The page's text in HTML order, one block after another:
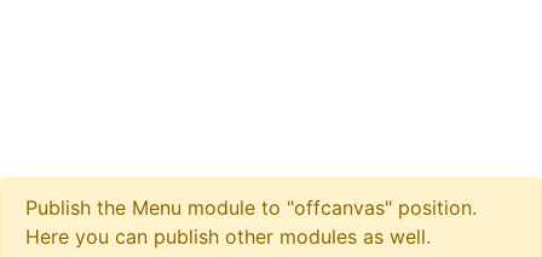
Publish the Menu module to "offcanvas" position.
Here you can publish other modules as well.